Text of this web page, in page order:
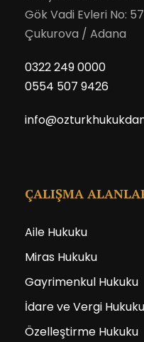
Gök Vadi Evleri No: 57
Çukurova / Adana
0322 249 0000
0554 507 9426
ÇALIŞMA
Aile Hukuku
Miras Hukuku
Gayrimenkul Hukuku
İdare ve Vergi Hukuku
Özelleştirme Hukuku